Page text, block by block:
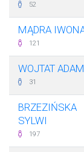
52
MĄDRA
121
WOJTAT ADAM
31
BRZEZIŃSKA
SYLWI
197